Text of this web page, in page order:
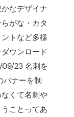
なデザイナ
がな・カタ
トなど多様
ウンロード
23 名刺を
バナーを制
くて名刺や
ことってあ